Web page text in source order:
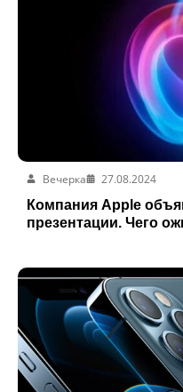
Вечерка
27.08.2024
Компания Apple
презентации. Чего